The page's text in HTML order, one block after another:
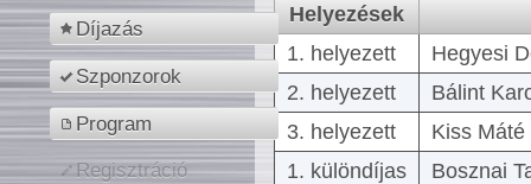
Díjazás
Szponzorok
Program
Regisztráció
Helyezések
1. helyezett
Hegyesi
2. helyezett
Bálint
3. helyezett
Kiss
1. különdíjas
Bosznai